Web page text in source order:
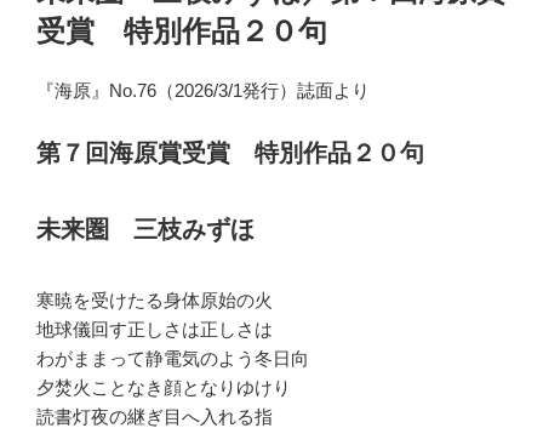
受賞 特別作品２０句
『海原』No.76（2026/3/1発行）誌面より
第７回海原賞受賞 特別作品２０句
未来圏 三枝みずほ
寒暁を受けたる身体原始の火
地球儀回す正しさは正しさは
わがままって静電気のよう冬日向
夕焚火ことなき顔となりゆけり
読書灯夜の継ぎ目へ入れる指